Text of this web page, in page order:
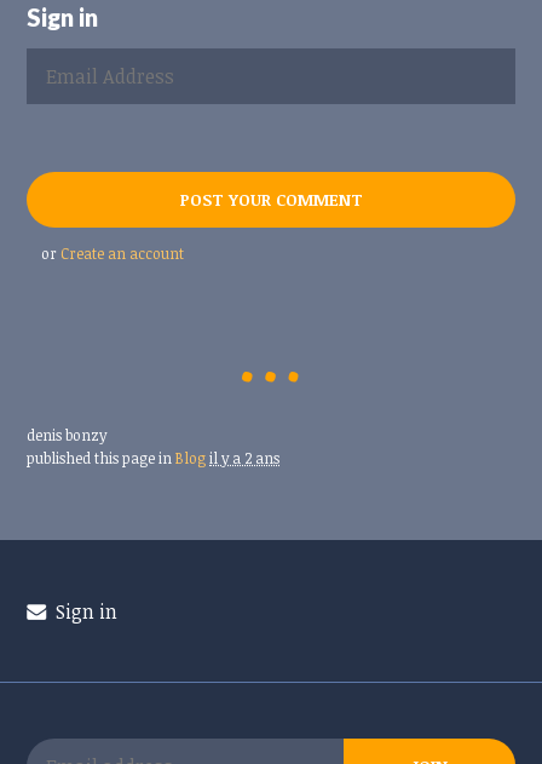
Sign in
or Create an account
denis bonzy
published this page inBlog il y a 2 ans
Sign in